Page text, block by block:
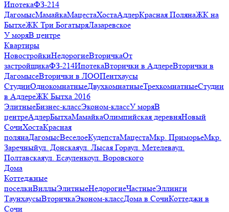
ИпотекаФЗ-214
ДагомысМамайкаМацестаХостаАдлерКрасная ПолянаЖК на
БытхеЖК Три БогатыряЛазаревское
У моряВ центре
Квартиры
НовостройкиНедорогиеВторичкаОт
застройщикаФЗ-214ИпотекаВторички в АдлереВторички в
ДагомысеВторички в ЛООПентхаусы
СтудииОднокомнатныеДвухкомнатныеТрехкомнатныеСтудии
в АдлереЖК Бытха 2016
ЭлитныеБизнес-классЭконом-классУ моряВ
центреАдлерБытхаМамайкаОлимпийская деревняНовый
СочиХостаКрасная
полянаДагомысВеселоеКудепстаМацестаМкр. ПриморьеМкр.
Заречныйул. Донскаяул. Лысая Гораул. Метелеваул.
Полтавскаяул. Есауленкоул. Воровского
Дома
Коттеджные
поселкиВиллыЭлитныеНедорогиеЧастныеЭллинги
ТаунхаусыВторичкаЭконом-классДома в СочиКоттеджи в
Сочи